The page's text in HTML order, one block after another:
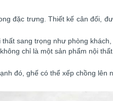
đặc trưng. Thiết kế cân đối,
sang trọng như phòng
chỉ là một sản phẩm nội
đó, ghế có thể xếp chồng lên